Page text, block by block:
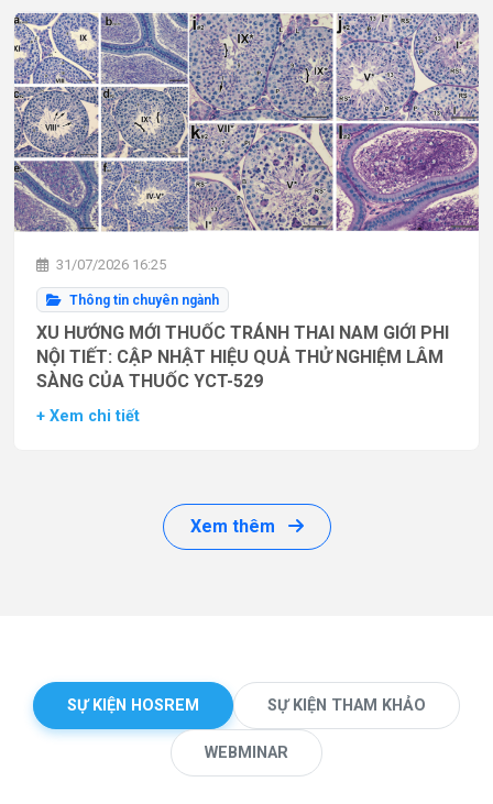
31/07/2026 16:25
Thông tin chuyên ngành
XU HƯỚNG MỚI THUỐC TRÁNH THAI NAM GIỚI PHI
NỘI TIẾT: CẬP NHẬT HIỆU QUẢ THỬ NGHIỆM LÂM
SÀNG CỦA THUỐC YCT-529
+ Xem chi tiết
Xem thêm
SỰ KIỆN HOSREM SỰ KIỆN THAM KHẢO
WEBMINAR